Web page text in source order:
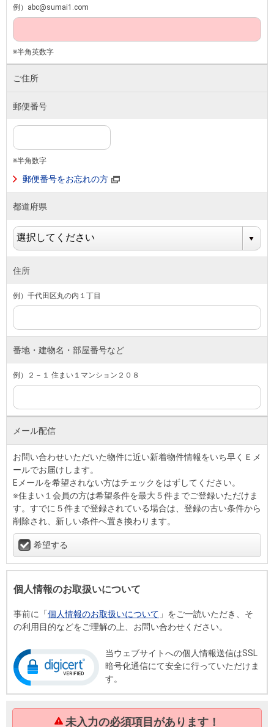
例）abc@sumai1.com
※半角英数字
ご住所
郵便番号
※半角数字
郵便番号をお忘れの方
都道府県
住所
例）千代田区丸の内１丁目
番地・建物名・部屋番号など
例）２－１ 住まい１マンション２０８
メール配信
お問い合わせいただいた物件に近い新着物件情報をいち早くＥメ
ールでお届けします。
Eメールを希望されない方はチェックをはずしてください。
※住まい１会員の方は希望条件を最大５件までご登録いただけま
す。すでに５件まで登録されている場合は、登録の古い条件から
削除され、新しい条件へ置き換わります。
希望する
個人情報のお取扱いについて
事前に「個人情報のお取扱いについて 」をご一読いただき、そ
の利用目的などをご理解の上、お問い合わせください。
当ウェブサイトへの個人情報送信はSSL
暗号化通信にて安全に行っていただけま
す。
未入力の必須項目があります！